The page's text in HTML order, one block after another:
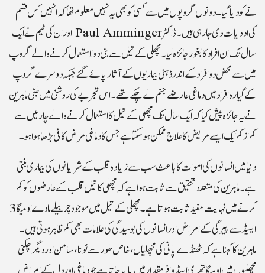
نے کو دیا گیا۔ دونوں گروپوں میں سے کسی کو بھی یہ نہیں معلوم تھا کہ انہیں کس قسم
کی ادویات دی جا رہی ہیں۔ ڈاکٹر Paul Amminger اوران کی ٹیم نے ایک
سال تک ان افراد کا بغورجائزہ لیا۔ مچھلی کے تیل سے بنی دوا استعمال کرنے والے گروپ
میں سے محض دو افراد کے اندر ذہنی بیماریوں کے آثار پائے گئے جبکہ دوسرے گروپ
کے گیارہ افراد میں دماغی عارضے جنم لے چکے تھے۔ اس تجربے کی روشنی میں طبی ماہرین
نے یہ جائزہ پیش کیا کہ ایک سال تک مچھلی کے تیل کا استعمال کرنےوالے چار میں سے
کم از کم ایک ایسے مریض کا علاج ممکن ہو سکتا ہے جس کا دماغی مرض کافی بڑھا ہوا ہو۔
دنیا میں انسانوں کی اموات کا باعث سب سے زیادہ قلب کے شریانوں کی بیماری بنتی
ہے۔ ماہرین کی متعدد تحقیق سے ثابت ہوا ہے کہ مچھلی کا تیل قلب کے عارضوں کو کم
کرنے میں نہایت مفید ثابت ہوتا ہے۔ مچھلی کے تیل میں موجود چربیلے مادے اومیگا 3
ایسیڈ سے پیرگی کے امراض اور انسانوں کی بوسیدگی کی علامات بھی کم ظاہر ہوتی ہیں۔
ماہرین کا کہنا ہے کہ ٹھنڈے پانی کی مچھلیاں، خاص طور سے ٹونا، سامن اور دیگر چکنی